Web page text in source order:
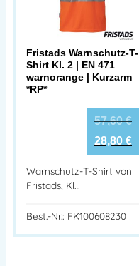
Fristads Warnschutz-T-
Shirt Kl. 2 | EN 471
warnorange | Kurzarm
*RP*
57,60€
28,80 €
Warnschutz-T-Shirt von
Fristads, Kl…
Best.-Nr.: FK100608230